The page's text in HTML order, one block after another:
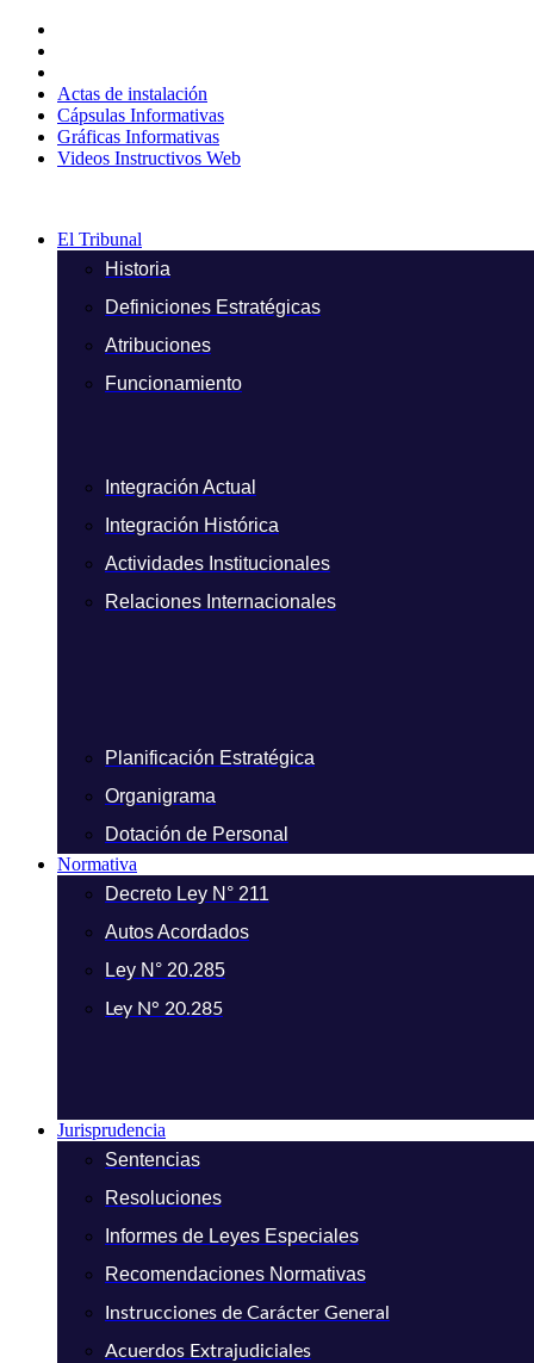
contenido
Actas de instalación
Cápsulas Informativas
Gráficas Informativas
Videos Instructivos Web
El Tribunal
Historia
Definiciones Estratégicas
Atribuciones
Funcionamiento
Integración Actual
Integración Histórica
Actividades Institucionales
Relaciones Internacionales
Planificación Estratégica
Organigrama
Dotación de Personal
Normativa
Decreto Ley N° 211
Autos Acordados
Ley N° 20.285
Ley N° 20.285
Jurisprudencia
Sentencias
Resoluciones
Informes de Leyes Especiales
Recomendaciones Normativas
Instrucciones de Carácter General
Acuerdos Extrajudiciales